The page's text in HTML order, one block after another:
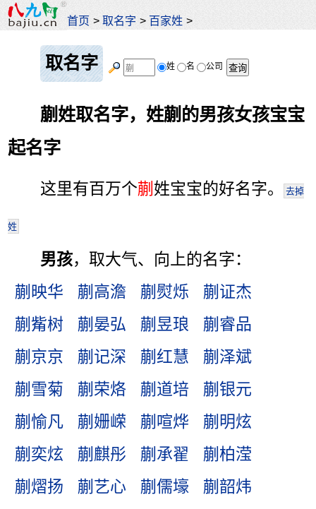
首页 >取名字 > 百家姓 >
取名字 姓 名 公司
蒯姓取名字，姓蒯的男孩女孩宝宝
起名字
这里有百万个蒯 姓宝宝的好名字。 去掉
姓
男孩，取大气、向上的名字：
蒯映华
蒯高澹 蒯熨烁
蒯证杰
蒯觜树
蒯晏弘 蒯昱琅
蒯睿品
蒯京京
蒯记深 蒯红慧
蒯泽斌
蒯雪菊
蒯荣烙 蒯道培
蒯银元
蒯愉凡
蒯姗嵘 蒯喧烨
蒯明炫
蒯奕炫
蒯麒彤 蒯承翟
蒯柏滢
蒯熠扬
蒯艺心 蒯儒壕
蒯韶炜